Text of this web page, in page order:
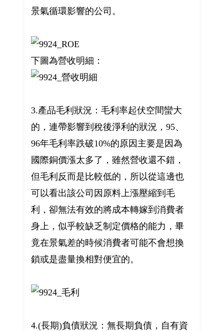
景氣循環影響的公司。
下圖為營收明細：
3.產品毛利狀況：毛利率起伏空間蠻大
的，連帶影響到稅後淨利的狀況，95、
96年毛利率跌破10%的原因主要是因為
國際銅價漲太多了，雖然營收還不錯，
但毛利反而是比較低的，所以從這邊也
可以看出該公司因原料上漲壓縮到毛
利，卻無法有效的將成本轉嫁到消費者
身上，似乎較缺乏制定價格的能力，畢
竟在景氣差的時候消費者可能不會想換
鎖或是盡量換相對便宜的。
4.(長期)負債狀況：無長期負債，自有資